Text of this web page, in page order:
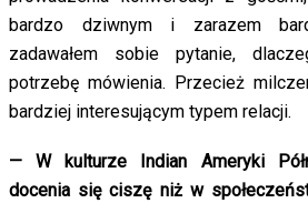
bardzo dziwnym i zarazem
zadawałem sobie pytanie,
potrzebę mówienia. Przecież
bardziej interesującym typem relacji.
— W kulturze Indian Ameryki
docenia się ciszę niż w